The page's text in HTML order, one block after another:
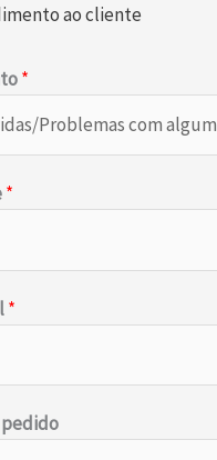
ao cliente
*
*
*
pedido